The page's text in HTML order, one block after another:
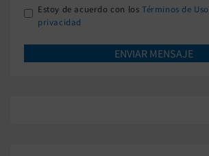
Estoy de acuerdo con los Términos de Uso
privacidad